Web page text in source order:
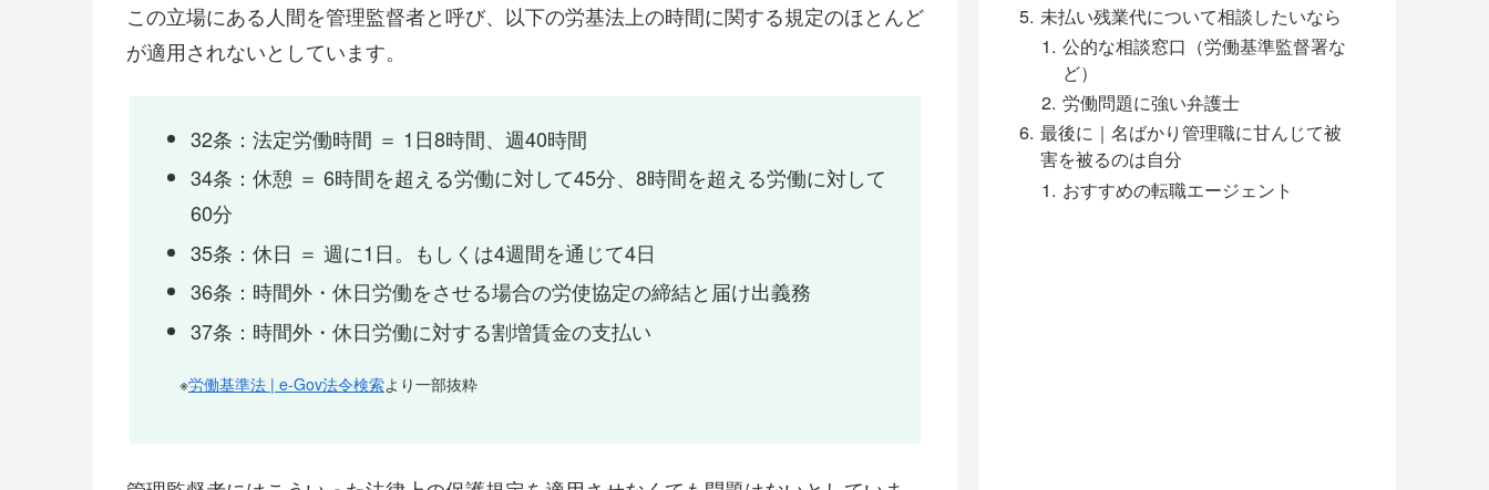
この立場にある人間を管理監督者と呼び、以下の労基法上の時間に関する規定のほとんど
が適用されないとしています。
32条：法定労働時間 ＝ 1日8時間、週40時間
34条：休憩 ＝ 6時間を超える労働に対して45分、8時間を超える労働に対して
60分
35条：休日 ＝ 週に1日。もしくは4週間を通じて4日
36条：時間外・休日労働をさせる場合の労使協定の締結と届け出義務
37条：時間外・休日労働に対する割増賃金の支払い
※労働基準法 | e-Gov法令検索より一部抜粋
未払い残業代について相談したいなら
公的な相談窓口（労働基準監督署な
ど）
労働問題に強い弁護士
最後に｜名ばかり管理職に甘んじて被
害を被るのは自分
おすすめの転職エージェント